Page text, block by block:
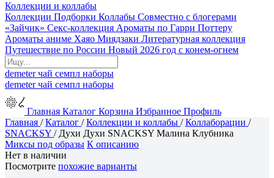
Коллекции и коллабы
Коллекции Подборки Коллабы Совместно с блогерами
«Зайчик» Секс-коллекция Ароматы по Гарри Поттеру
Ароматы аниме Хаяо Миядзаки Литературная коллекция
Путешествие по России Новый 2026 год с конем-огнем
demeterчай семпл наборы
demeterчай семпл наборы
Главная Каталог Корзина Избранное Профиль
Главная /Каталог /Коллекции и коллабы /Коллаборации /
SNACKSY / Духи Духи SNACKSY Малина Клубника
Миксы под образы К описанию
Нет в наличии
Посмотрите похожие варианты